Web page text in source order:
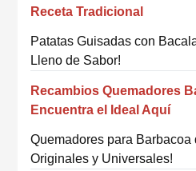
Receta Tradicional
Patatas Guisadas con
Lleno de Sabor!
Recambios Quemadores
Encuentra el Ideal Aquí
Quemadores para Barbacoa
Originales y Universales!